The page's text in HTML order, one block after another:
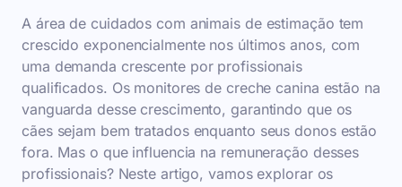
A área de cuidados com animais de estimação tem
crescido exponencialmente nos últimos anos, com
uma demanda crescente por profissionais
qualificados. Os monitores de creche canina estão na
vanguarda desse crescimento, garantindo que os
cães sejam bem tratados enquanto seus donos estão
fora. Mas o que influencia na remuneração desses
profissionais? Neste artigo, vamos explorar os